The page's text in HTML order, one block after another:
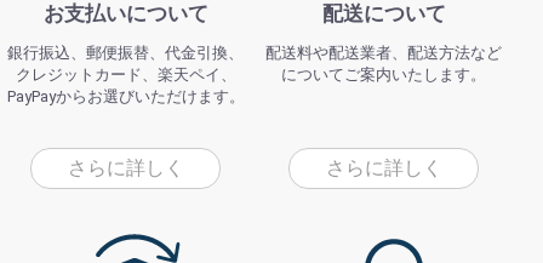
お支払いについて
銀行振込、郵便振替、代金引換、
クレジットカード、楽天ペイ、
PayPayからお選びいただけます。
さらに詳しく
配送について
配送料や配送業者、配送方法など
についてご案内いたします。
さらに詳しく